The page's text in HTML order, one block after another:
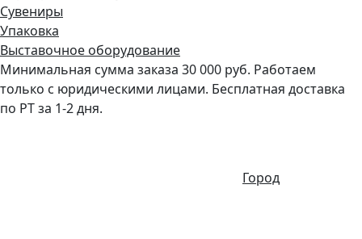
Сувениры
Упаковка
Выставочное оборудование
Минимальная сумма заказа 30 000 руб. Работаем
только с юридическими лицами. Бесплатная доставка
по РТ за 1-2 дня.
Город